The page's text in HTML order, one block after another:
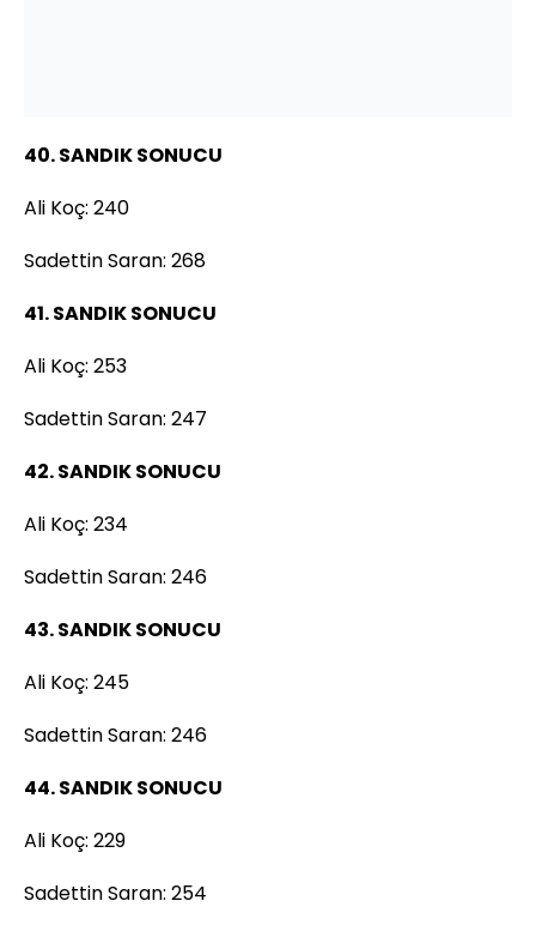
40. SANDIK SONUCU
Ali Koç: 240
Sadettin Saran: 268
41. SANDIK SONUCU
Ali Koç: 253
Sadettin Saran: 247
42. SANDIK SONUCU
Ali Koç: 234
Sadettin Saran: 246
43. SANDIK SONUCU
Ali Koç: 245
Sadettin Saran: 246
44. SANDIK SONUCU
Ali Koç: 229
Sadettin Saran: 254